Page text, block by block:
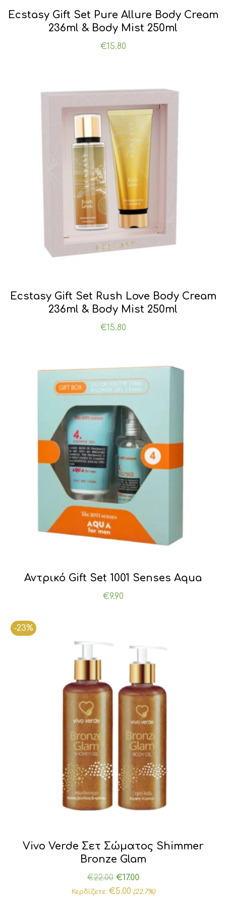
Ecstasy Gift Set Pure Allure Body Cream
236ml & Body Mist 250ml
€15.80
Ecstasy Gift Set Rush Love Body Cream
236ml & Body Mist 250ml
€15.80
Αντρικό Gift Set 1001 Senses Aqua
€9.90
-23%
Vivo Verde Σετ Σώματος Shimmer
Bronze Glam
€22.00 Original
price
€17.00Η
τρέχουσα
Κερδίζετε: €5.00 (22.7%)